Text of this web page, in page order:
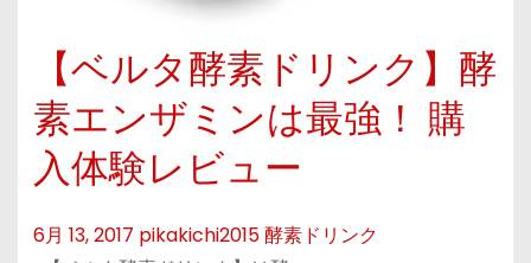
【ベルタ酵素ドリンク】酵
素エンザミンは最強！ 購
入体験レビュー
6月 13, 2017 pikakichi2015酵素ドリンク